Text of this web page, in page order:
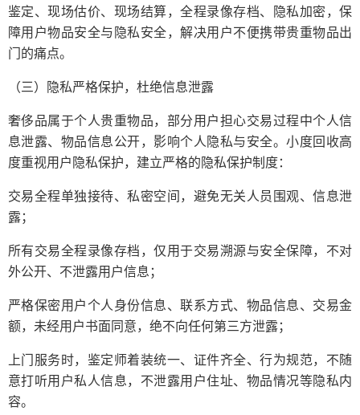
鉴定、现场估价、现场结算，全程录像存档、隐私加密，保
障用户物品安全与隐私安全，解决用户不便携带贵重物品出
门的痛点。
（三）隐私严格保护，杜绝信息泄露
奢侈品属于个人贵重物品，部分用户担心交易过程中个人信
息泄露、物品信息公开，影响个人隐私与安全。小度回收高
度重视用户隐私保护，建立严格的隐私保护制度：
交易全程单独接待、私密空间，避免无关人员围观、信息泄
露；
所有交易全程录像存档，仅用于交易溯源与安全保障，不对
外公开、不泄露用户信息；
严格保密用户个人身份信息、联系方式、物品信息、交易金
额，未经用户书面同意，绝不向任何第三方泄露；
上门服务时，鉴定师着装统一、证件齐全、行为规范，不随
意打听用户私人信息，不泄露用户住址、物品情况等隐私内
容。